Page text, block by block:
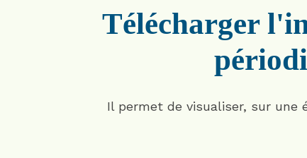
Télécharger
Il permet de visualiser, sur une